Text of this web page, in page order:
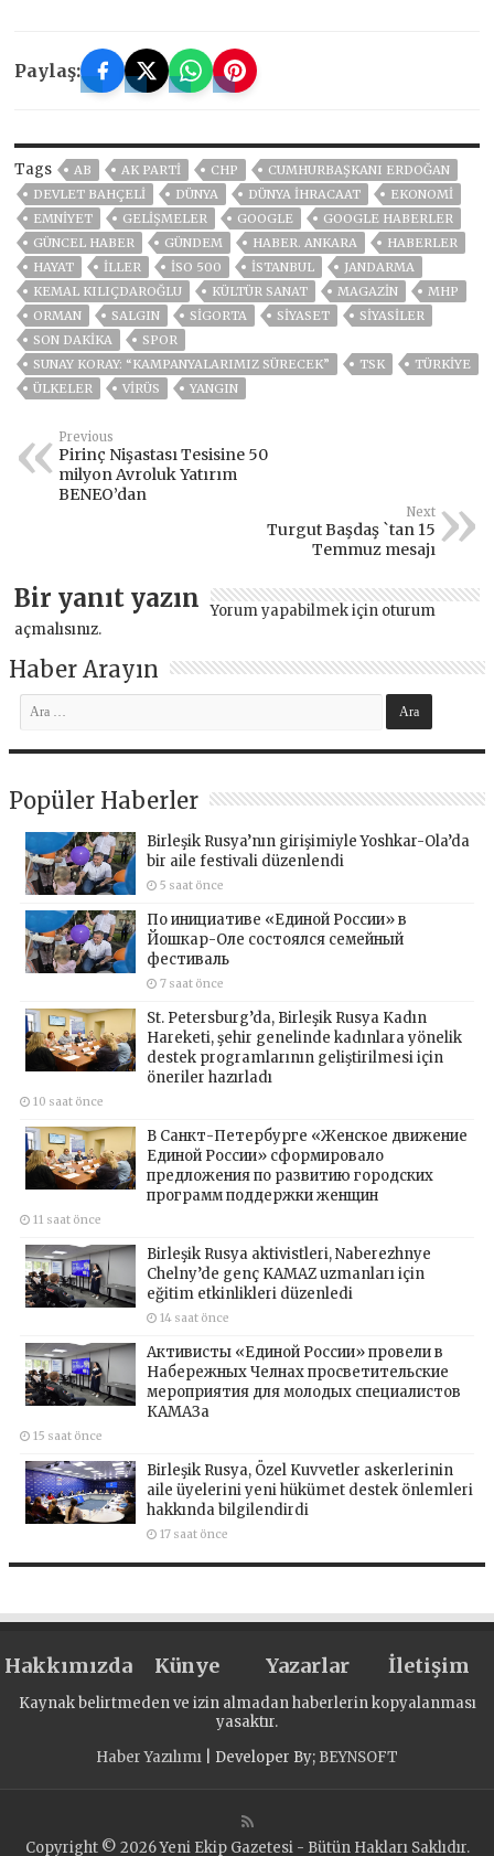
Paylaş:
Tags AB AK PARTİ CHP
CUMHURBAŞKANI ERDOĞAN
DEVLET BAHÇELİ
DÜNYA DÜNYA İHRACAAT
EKONOMİ
EMNİYET
GELIŞMELER GOOGLE
GOOGLE HABERLER
GÜNCEL HABER
GÜNDEM HABER. ANKARA
HABERLER
HAYAT
İLLER İSO 500 ISTANBUL
JANDARMA
KEMAL KILIÇDAROĞLU
KÜLTÜR SANAT MAGAZİN
MHP
ORMAN
SALGIN SIGORTA SİYASET
SİYASİLER
SON DAKIKA
SPOR
SUNAY KORAY: “KAMPANYALARIMIZ SÜRECEK”
TSK
TÜRKİYE
ÜLKELER
VIRÜS YANGIN
Previous
Pirinç Nişastası Tesisine 50
milyon Avroluk Yatırım
BENEO’dan
Next
Turgut Başdaş `tan 15
Temmuz mesajı
Bir yanıt yazın Yorum yapabilmek için oturum
açmalısınız.
Haber Arayın
Popüler Haberler
Birleşik Rusya’nın girişimiyle Yoshkar-Ola’da
bir aile festivali düzenlendi
5 saat önce
По инициативе «Единой России» в
Йошкар-Оле состоялся семейный
фестиваль
7 saat önce
St. Petersburg’da, Birleşik Rusya Kadın
Hareketi, şehir genelinde kadınlara yönelik
destek programlarının geliştirilmesi için
öneriler hazırladı
10 saat önce
В Санкт-Петербурге «Женское движение
Единой России» сформировало
предложения по развитию городских
программ поддержки женщин
11 saat önce
Birleşik Rusya aktivistleri, Naberezhnye
Chelny’de genç KAMAZ uzmanları için
eğitim etkinlikleri düzenledi
14 saat önce
Активисты «Единой России» провели в
Набережных Челнах просветительские
мероприятия для молодых специалистов
КАМАЗа
15 saat önce
Birleşik Rusya, Özel Kuvvetler askerlerinin
aile üyelerini yeni hükümet destek önlemleri
hakkında bilgilendirdi
17 saat önce
Hakkımızda Künye Yazarlar İletişim
Kaynak belirtmeden ve izin almadan haberlerin kopyalanması
yasaktır.
Haber Yazılımı | Developer By; BEYNSOFT
Copyright © 2026 Yeni Ekip Gazetesi - Bütün Hakları Saklıdır.